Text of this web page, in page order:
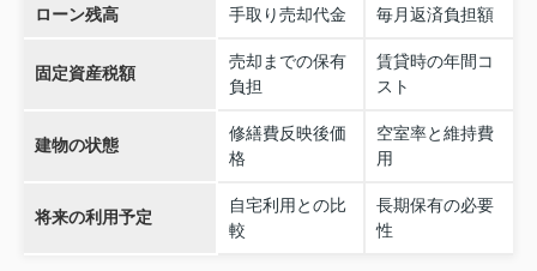
ローン残高 手取り売却代金 毎月返済負担額
固定資産税額
売却までの保有
負担
賃貸時の年間コ
スト
建物の状態
修繕費反映後価
格
空室率と維持費
用
将来の利用予定
自宅利用との比
較
長期保有の必要
性